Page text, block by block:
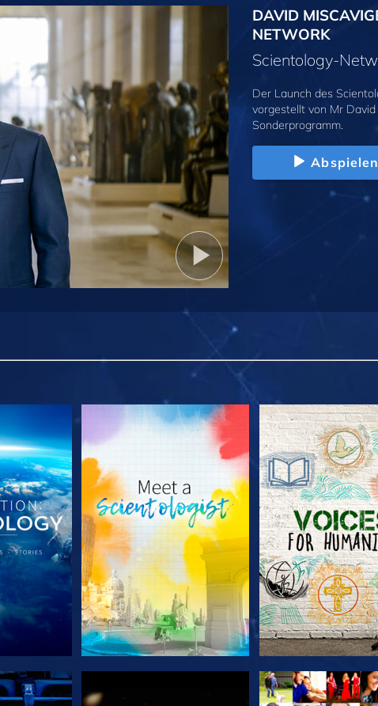
DAVID
NETWORK
Scientology-
Der Launch des
vorgestellt von Mr
Sonderprogramm.
Abspielen